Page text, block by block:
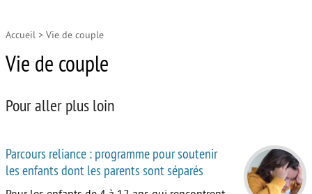
Autour de la naissance
Autour de la jeunesse
Autour de l’école
Accueil > Vie de couple
Vie de couple
Pour aller plus loin
Parcours reliance : programme pour soutenir
les enfants dont les parents sont séparés